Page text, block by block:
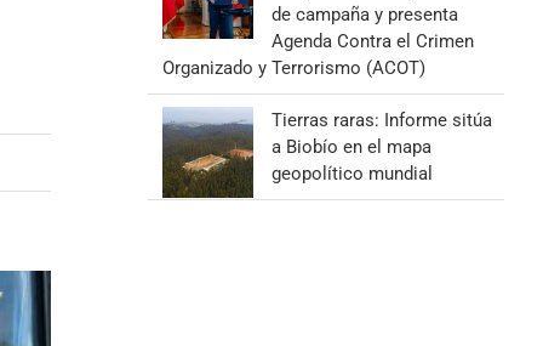
de campaña y presenta
Agenda Contra el Crimen
Organizado y Terrorismo (ACOT)
Tierras raras: Informe sitúa
a Biobío en el mapa
geopolítico mundial